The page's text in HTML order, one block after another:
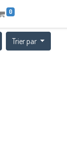
0
Trier par